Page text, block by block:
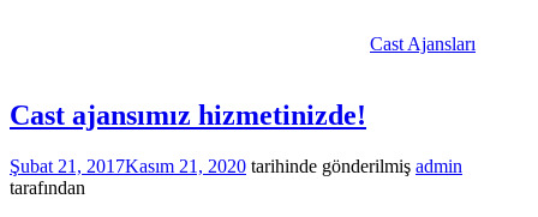
Cast Ajansları
Cast ajansımız hizmetinizde!
Şubat 21, 2017Kasım 21, 2020 tarihinde gönderilmiş admin
tarafından